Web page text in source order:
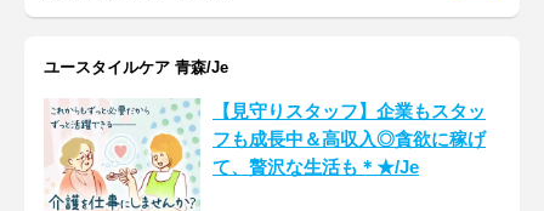
ユースタイルケア 青森/Je
【見守りスタッフ】企業もスタッ
フも成長中＆高収入◎貪欲に稼げ
て、贅沢な生活も＊★/Je